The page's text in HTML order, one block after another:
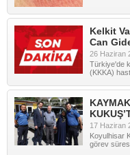
Kelkit
Can
26 Haziran
Türkiye'de
(KKKA)
17 Haziran
Koyulhisar
görev